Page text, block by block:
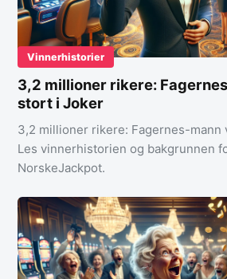
Vinnerhistorier
3,2 millioner rikere:
stort i Joker
3,2 millioner rikere: Fagernes-mann
Les vinnerhistorien og bakgrunnen
NorskeJackpot.